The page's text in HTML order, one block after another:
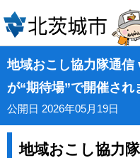
地域おこし協力隊通
が“期待場”で開催され
公開日 2026年05月19日
地域おこし協力